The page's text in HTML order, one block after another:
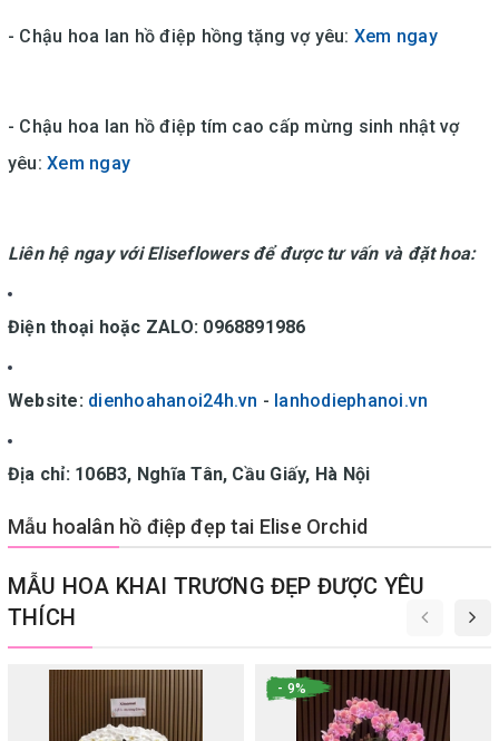
- Chậu hoa lan hồ điệp hồng tặng vợ yêu: Xem ngay
- Chậu hoa lan hồ điệp tím cao cấp mừng sinh nhật vợ
yêu:Xem ngay
Liên hệ ngay với Eliseflowers để được tư vấn và đặt hoa:
Điện thoại hoặc ZALO: 0968891986
Website: dienhoahanoi24h.vn - lanhodiephanoi.vn
Địa chỉ: 106B3, Nghĩa Tân, Cầu Giấy, Hà Nội
Mẫu hoalân hồ điệp đẹp tai Elise Orchid
MẪU HOA KHAI TRƯƠNG ĐẸP ĐƯỢC YÊU
THÍCH
- 9%